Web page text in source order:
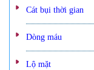
Cát bụi thời gian
Dòng máu
Lộ mặt